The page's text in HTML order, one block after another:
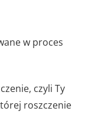
w proces
czyli Ty
roszczenie